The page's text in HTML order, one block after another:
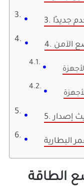
جديدًا
الآمن
البطارية
الطاقة